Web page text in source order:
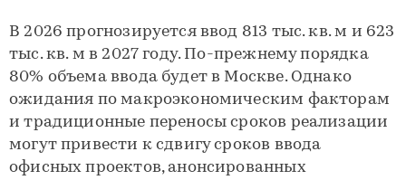
В 2026 прогнозируется ввод 813 тыс. кв. м и 623
тыс. кв. м в 2027 году. По-прежнему порядка
80% объема ввода будет в Москве. Однако
ожидания по макроэкономическим факторам
и традиционные переносы сроков реализации
могут привести к сдвигу сроков ввода
офисных проектов, анонсированных